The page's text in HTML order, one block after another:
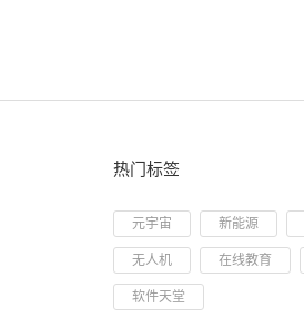
热门标签
元宇宙 新能源
无人机 在线教育
软件天堂